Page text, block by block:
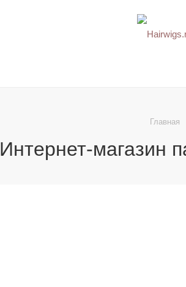
Главная
Интернет-магазин